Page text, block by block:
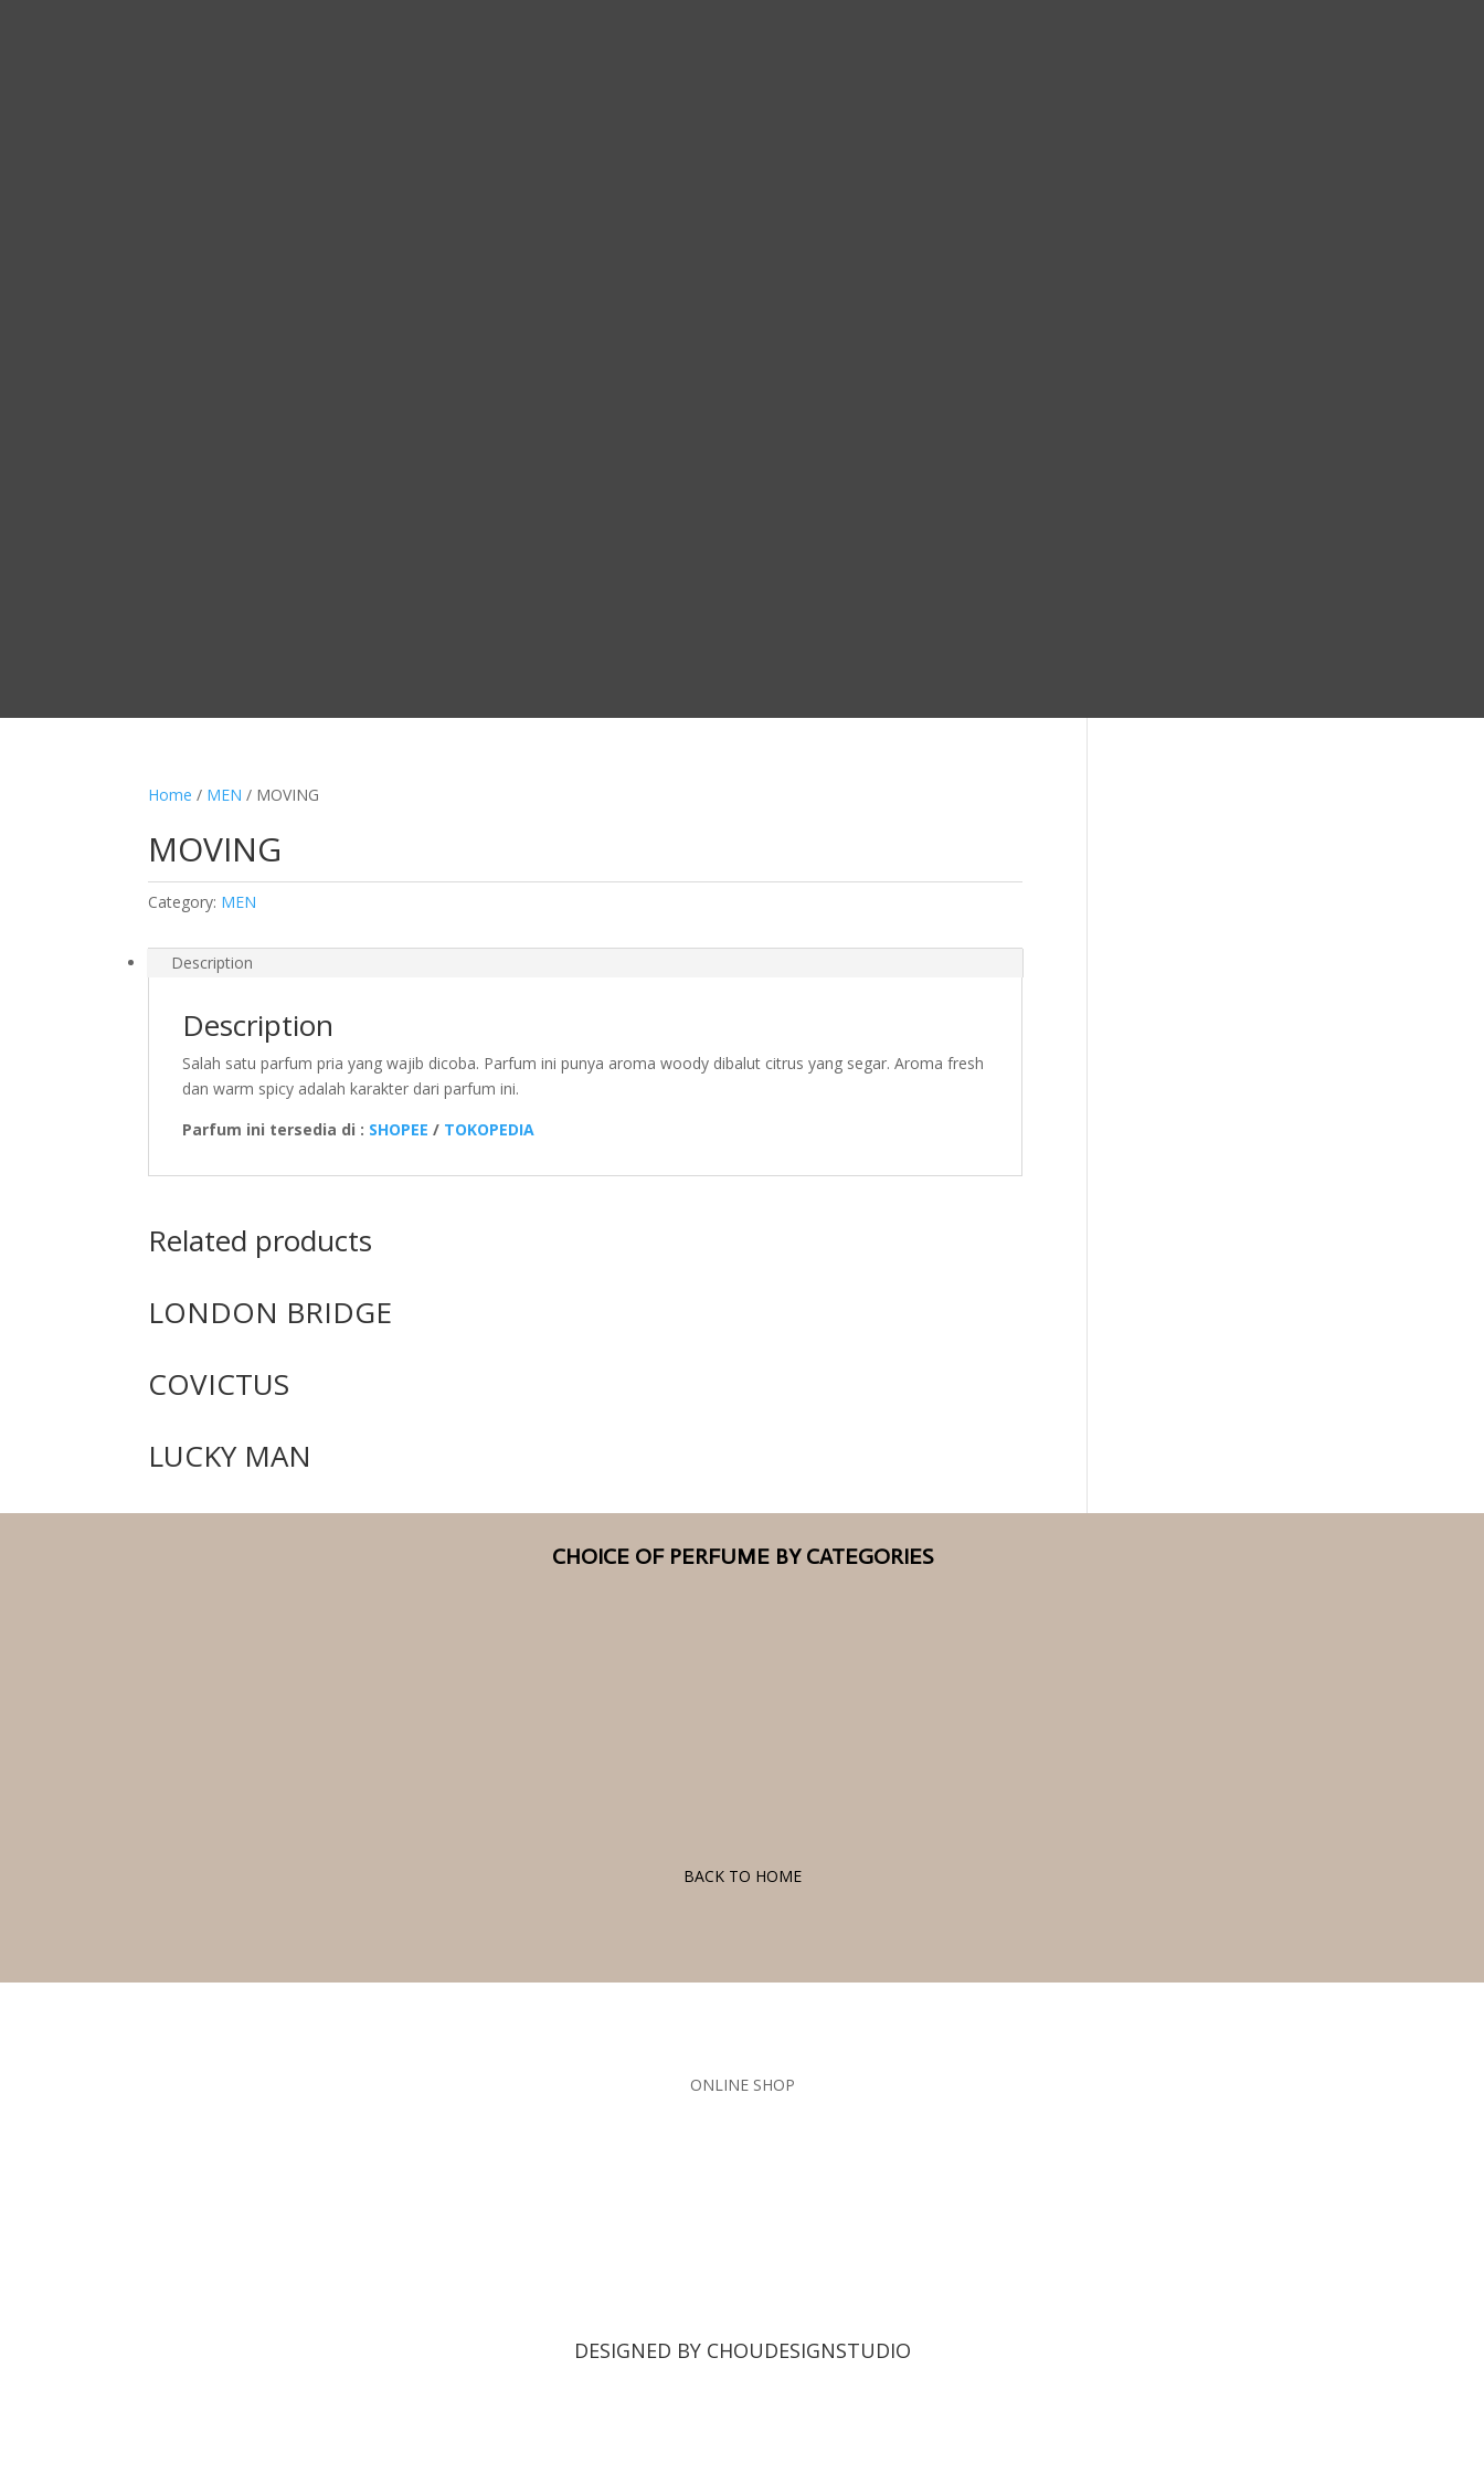
Home / MEN / MOVING
MOVING
Category: MEN
Description
Description
Salah satu parfum pria yang wajib dicoba. Parfum ini punya aroma woody dibalut citrus yang segar. Aroma fresh
dan warm spicy adalah karakter dari parfum ini.
Parfum ini tersedia di : SHOPEE / TOKOPEDIA
Related products
LONDON BRIDGE
COVICTUS
LUCKY MAN
CHOICE OF PERFUME BY CATEGORIES
BACK TO HOME
ONLINE SHOP
DESIGNED BY CHOUDESIGNSTUDIO